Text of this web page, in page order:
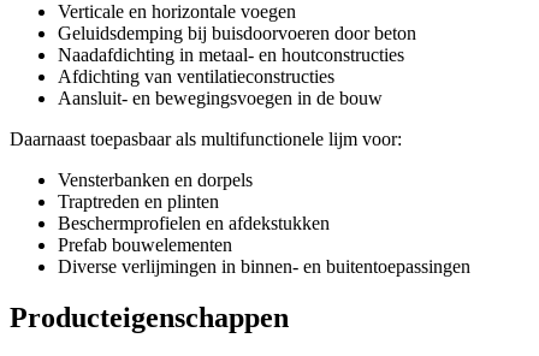
Verticale en horizontale voegen
Geluidsdemping bij buisdoorvoeren door beton
Naadafdichting in metaal- en houtconstructies
Afdichting van ventilatieconstructies
Aansluit- en bewegingsvoegen in de bouw
Daarnaast toepasbaar als multifunctionele lijm voor:
Vensterbanken en dorpels
Traptreden en plinten
Beschermprofielen en afdekstukken
Prefab bouwelementen
Diverse verlijmingen in binnen- en buitentoepassingen
Producteigenschappen